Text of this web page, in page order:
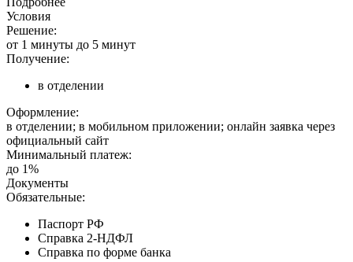
Условия
Решение:
от 1 минуты до 5 минут
Получение:
в отделении
Оформление:
в отделении; в мобильном приложении; онлайн заявка через
официальный сайт
Минимальный платеж:
до 1%
Документы
Обязательные:
Паспорт РФ
Справка 2-НДФЛ
Справка по форме банка